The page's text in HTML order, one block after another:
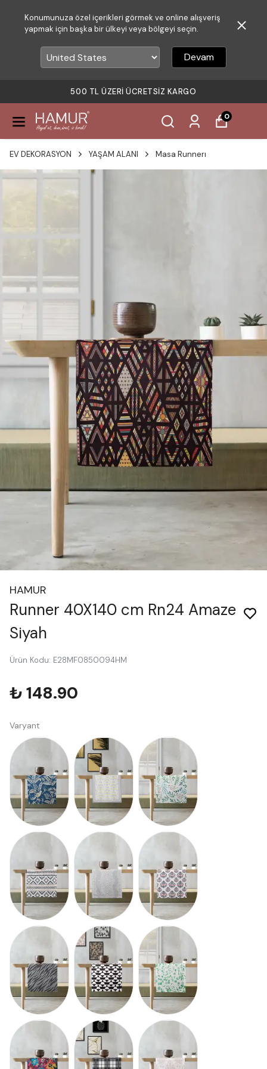
Konumunuza özel içerikleri görmek ve online alışveriş
yapmak için başka bir ülkeyi veya bölgeyi seçin.
Devam
500 TL ÜZERI ÜCRETSIZ KARGO
0
EV DEKORASYON YAŞAM ALANI Masa Runnerı
HAMUR
Runner 40X140 cm Rn24 Amaze
Siyah
Ürün Kodu: E28MF0850094HM
₺ 148.90
Varyant